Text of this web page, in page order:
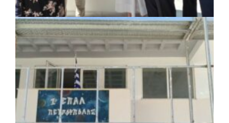
ΚΟΙΝΩΝΙΑ | 07/08/2026 · 18:01
Το Δημοτικό Κατάστημα Κουβαρά φέρει
πλέον το όνομα «Γεώργιος Πρίφτης»